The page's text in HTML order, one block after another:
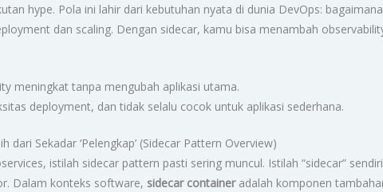
hype. Pola ini lahir dari kebutuhan nyata di dunia DevOps:
dan scaling. Dengan sidecar, kamu bisa menambah
meningkat tanpa mengubah aplikasi utama.
deployment, dan tidak selalu cocok untuk aplikasi sederhana.
Sekadar ‘Pelengkap’ (Sidecar Pattern Overview)
istilah sidecar pattern pasti sering muncul. Istilah “sidecar”
Dalam konteks software, sidecar containeradalah komponen